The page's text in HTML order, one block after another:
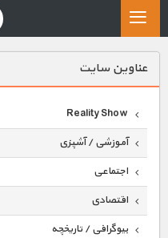
عناوين سايت
Reality Show
آموزشی / آشپزی
اجتماعی
اقتصادی
بیوگرافی / تاریخچه